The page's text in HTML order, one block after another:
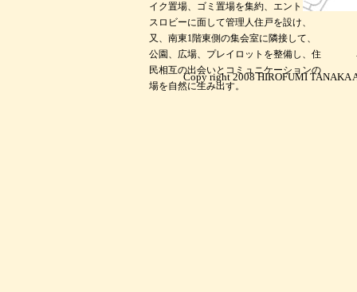
イク置場、ゴミ置場を集約、エントラン
スロビーに面して管理人住戸を設け、
又、南東1階東側の集会室に隣接して、
公園、広場、プレイロットを整備し、住
民相互の出会いとコミュニケーションの
場を自然に生み出す。
Copy right 2008 HIROFUMI TANAKA